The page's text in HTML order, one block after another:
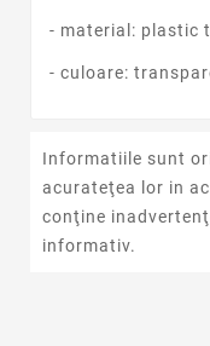
- material: plastic
- culoare:
Informatiile sunt
acurateţea lor in
conţine
informativ.